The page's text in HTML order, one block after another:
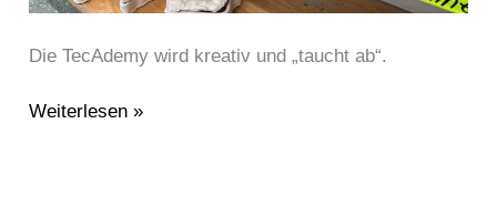
Die TecAdemy wird kreativ und „taucht ab“.
Weiterlesen »